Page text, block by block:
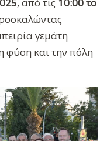
γεμάτη
φύση και την πόλη